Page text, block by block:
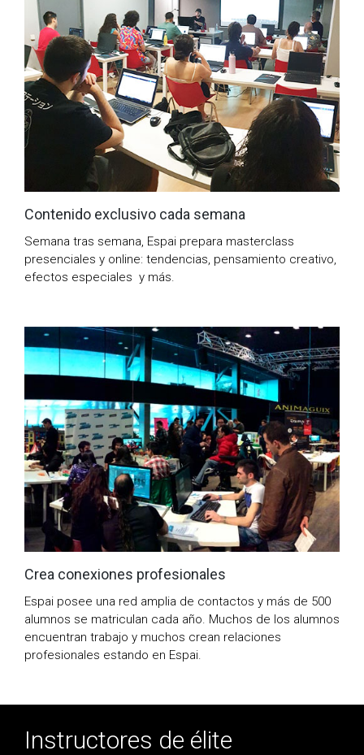
Contenido exclusivo cada semana
Semana tras semana, Espai prepara masterclass
presenciales y online: tendencias, pensamiento creativo,
efectos especiales y más.
Crea conexiones profesionales
Espai posee una red amplia de contactos y más de 500
alumnos se matriculan cada año. Muchos de los alumnos
encuentran trabajo y muchos crean relaciones
profesionales estando en Espai.
Instructores de élite